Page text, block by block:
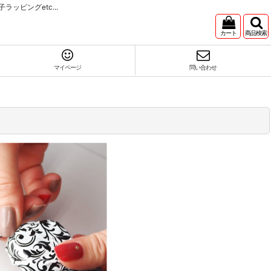
ラッピングetc...
カート 商品検索
マイページ 問い合わせ